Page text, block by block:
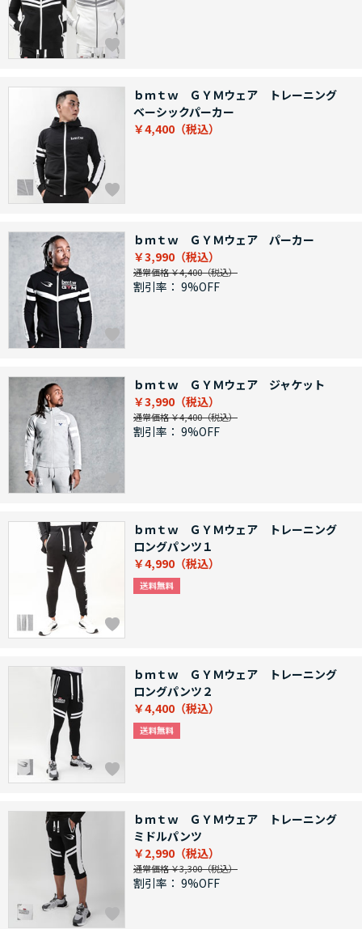
ｂｍｔｗ ＧＹＭウェア トレーニング
ベーシックパーカー
￥4,400
ｂｍｔｗ ＧＹＭウェア パーカー
￥3,990
通常価格 ￥4,400
割引率： 9%OFF
ｂｍｔｗ ＧＹＭウェア ジャケット
￥3,990
通常価格 ￥4,400
割引率： 9%OFF
ｂｍｔｗ ＧＹＭウェア トレーニング
ロングパンツ１
￥4,990
ｂｍｔｗ ＧＹＭウェア トレーニング
ロングパンツ２
￥4,400
ｂｍｔｗ ＧＹＭウェア トレーニング
ミドルパンツ
￥2,990
通常価格 ￥3,300
割引率： 9%OFF